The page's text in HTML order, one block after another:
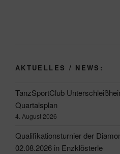
AKTUELLES / NEWS:
TanzSportClub
Quartalsplan
4. August 2026
Qualifikationsturnier der
02.08.2026 in Enzklösterle